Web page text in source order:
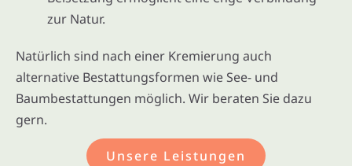
zur Natur.
Natürlich sind nach einer Kremierung auch
alternative Bestattungsformen wie See- und
Baumbestattungen möglich. Wir beraten Sie dazu
gern.
Unsere Leistungen